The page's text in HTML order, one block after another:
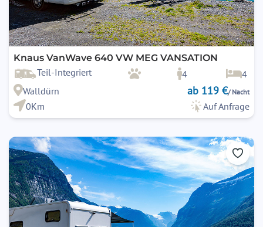
Knaus VanWave 640 VW MEG VANSATION
Teil-Integriert 4
4
Walldürn
ab 119 €/ Nacht
0Km Auf Anfrage